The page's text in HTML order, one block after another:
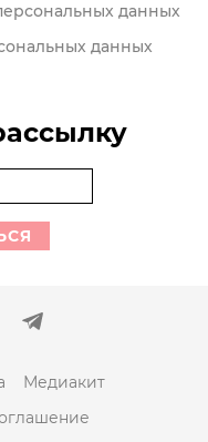
данных
данных
Медиакит